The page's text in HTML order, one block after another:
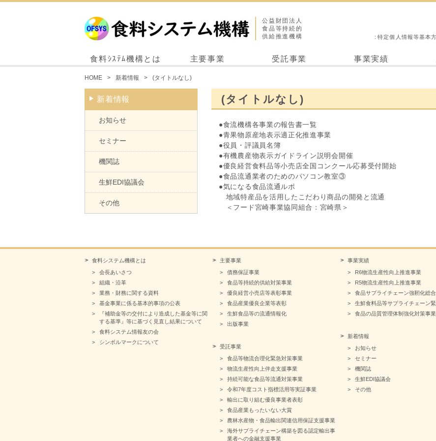
公益財団法人
食品等持続的
供給推進機構
特定個人情報等基本
食料ｼｽﾃﾑ機構とは 主要事業 受託事業 事業実績
HOME 新着情報 (タイトルなし)
新着情報
お知らせ
セミナー
機関誌
生鮮EDI協議会
その他
(タイトルなし)
●食流機構各事業の報告書一覧
●青果物原産地表示適正化推進事業
●役員・評議員名簿
●有機農産物表示ガイドライン説明会開催
●優良経営食料品等小売店全国コンクール応募受付開始
●食品流通業者のためのパソコン教室③
●気になる食品流通ルポ
地域特産品を活用したこだわり商品の開発と流通
＜フード宮崎事業協同組合：宮崎県＞
食料システム機構とは
会長あいさつ
組織・沿革
業務・財務に関する資料
基金事業に係る基本的事項の公表
『補助金等の交付により造成した基金等に関
する基準』等に基づく見直し結果について
食料システム情報友の会
シンボルマークについて
主要事業
債務保証事業
食品等持続的供給対策事業
優良経営小売店等表彰事業
食品産業優良企業等表彰
生鮮食品等の流通情報化
出版事業
受託事業
食品等物流合理化緊急対策事業
物流生産性向上伴走支援事業
持続可能な食品等流通対策事業
令和7年度コスト指標活用等実証事業
輸出に取り組む優良事業者表彰
食品産業もったいない大賞
農林水産物・食品輸出関連信用保証支援事業
海外サプライチェーン構築を図る認定輸出事
業者への金融支援事業
事業実績
R6物流生産性向上推進事業
R5物流生産性向上推進事業
食品サプライチェーン強靭化総
生鮮食料品等サプライチェーン
食品の品質管理体制強化対策事
新着情報
お知らせ
セミナー
機関誌
生鮮EDI協議会
その他